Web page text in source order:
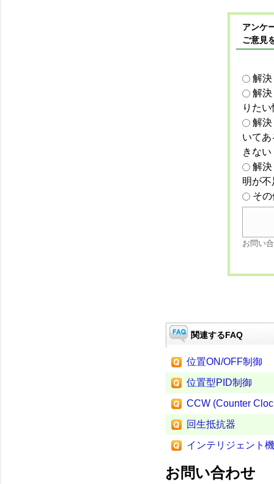
アンケ
ご意見
解
解
りた
解
いて
きない
解
明が
そ
お問い
関連するFAQ
位置ON/OFF制御
位置型PID制御
CCW (Counter
回生抵抗器
インテリジェント
お問い合わせ